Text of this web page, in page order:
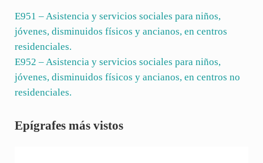
E951 – Asistencia y servicios sociales para niños,
jóvenes, disminuidos físicos y ancianos, en centros
residenciales.
E952 – Asistencia y servicios sociales para niños,
jóvenes, disminuidos físicos y ancianos, en centros no
residenciales.
Sidebar
Epígrafes más vistos